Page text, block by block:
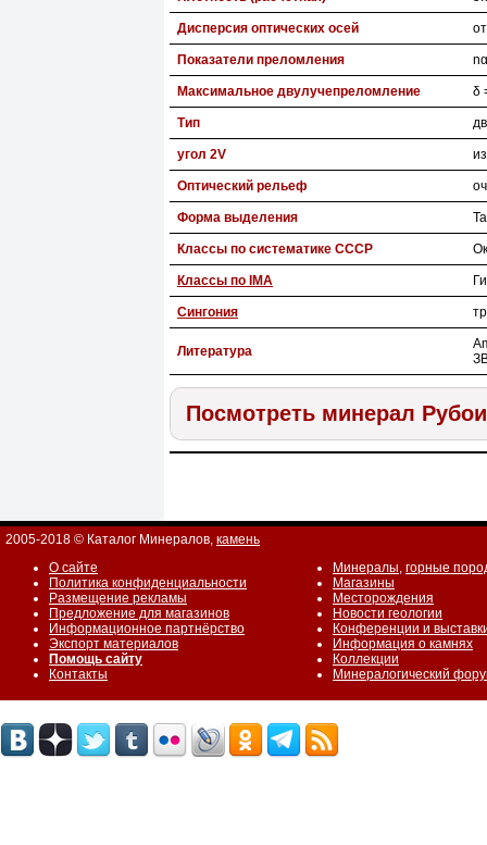
Дисперсия оптических осей
Показатели преломления
Максимальное двулучепреломление δ
Тип
угол 2V
Оптический рельеф
Форма выделения
Классы по систематике СССР
Классы по IMA
Сингония
Литература
Посмотреть минерал
2005-2018 © Каталог Минералов, камень
О сайте
Политика конфиденциальности
Размещение рекламы
Предложение для магазинов
Информационное партнёрство
Экспорт материалов
Помощь сайту
Контакты
Минералы, горные
Магазины
Месторождения
Новости геологии
Конференции и
Информация о камнях
Коллекции
Минералогический